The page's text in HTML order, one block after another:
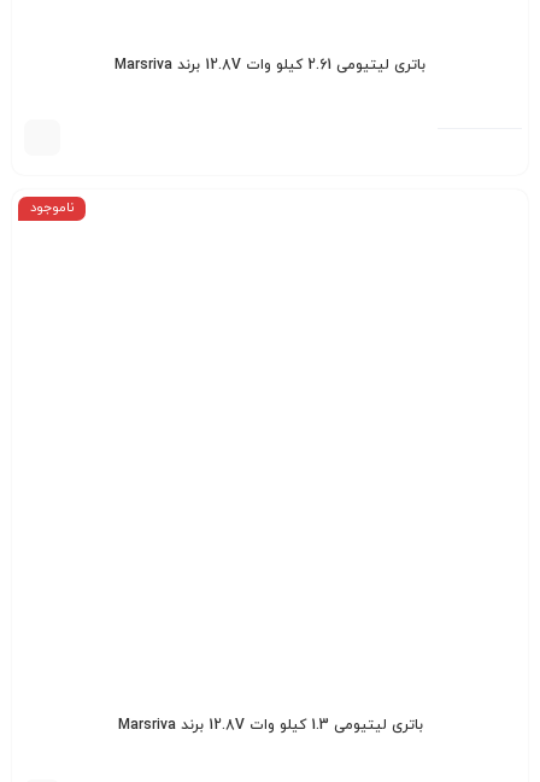
باتری لیتیومی 2.61 کیلو وات 12.8V برند Marsriva
ناموجود
باتری لیتیومی 1.3 کیلو وات 12.8V برند Marsriva